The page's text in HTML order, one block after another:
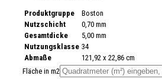
Produktgruppe
Boston
Nutzschicht
0,70 mm
Gesamtdicke
5,00 mm
Nutzungsklasse 34
Abmaße
121,92 x 22,86 cm
Fläche in m2